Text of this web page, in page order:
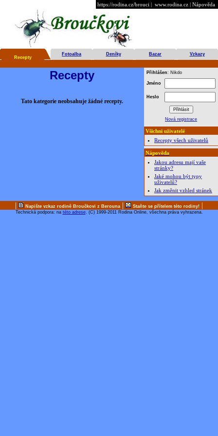
https://rodina.cz/brouci | www.rodina.cz | Nápověda
Recepty
Fotoalba Deníky Bazar Vzkazy
Recepty
Tato kategorie neobsahuje žádné recepty.
Přihlášen: Nikdo
Jméno
Heslo
Nová registrace
Všichni uživatelé
Recepty všech uživatelů
Nápověda
Jakou adresu mají vaše
stránky?
Jaké mohou být typy
uživatelů?
Jak změnit vzhled stránek
| Napište vzkaz rodině Broučkovi z Berouna | Staňte se přítelem této rodiny! |
Technická podpora: na této adrese. (C) 1999-2011 Rodina Online, všechna práva vyhrazena.